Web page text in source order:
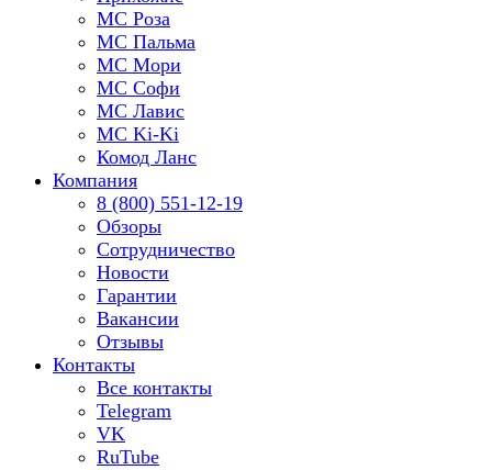
МС Роза
МС Пальма
МС Мори
МС Софи
МС Лавис
МС Ki-Ki
Комод Ланс
Компания
8 (800) 551-12-19
Обзоры
Сотрудничество
Новости
Гарантии
Вакансии
Отзывы
Контакты
Все контакты
Telegram
VK
RuTube